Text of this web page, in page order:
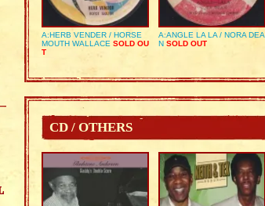
A:HERB VENDER / HORSE
MOUTH WALLACE SOLD OU
T
A:ANGLE LA LA / NORA DEA
N SOLD OUT
CD / OTHERS